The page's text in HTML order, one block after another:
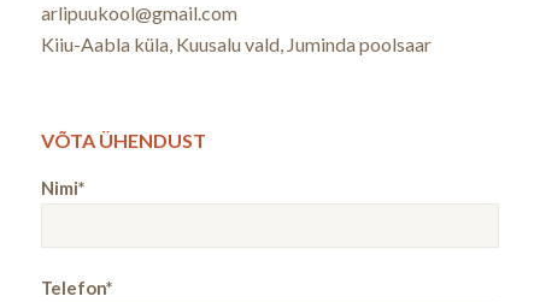
arlipuukool@gmail.com
Kiiu-Aabla küla, Kuusalu vald, Juminda poolsaar
VÕTA ÜHENDUST
Nimi*
Telefon*